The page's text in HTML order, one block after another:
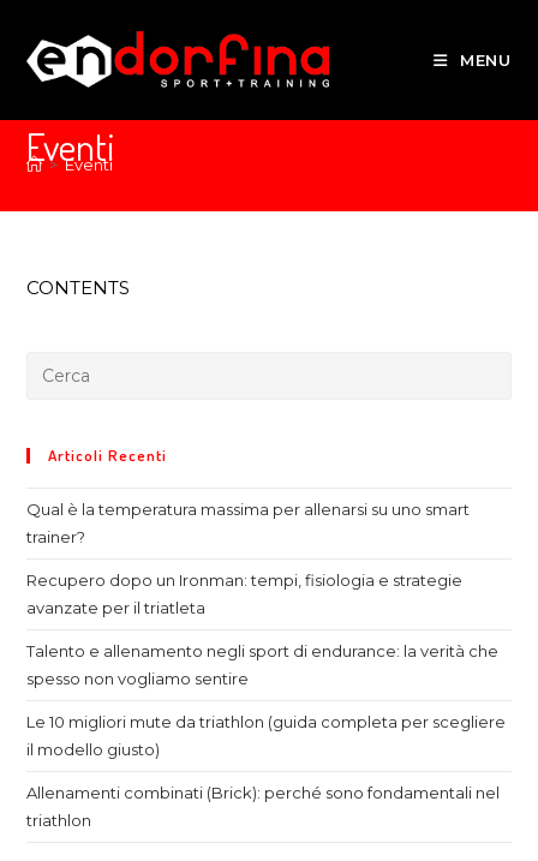
MENU
Eventi
> Eventi
CONTENTS
Articoli Recenti
Qual è la temperatura massima per allenarsi su uno smart
trainer?
Recupero dopo un Ironman: tempi, fisiologia e strategie
avanzate per il triatleta
Talento e allenamento negli sport di endurance: la verità che
spesso non vogliamo sentire
Le 10 migliori mute da triathlon (guida completa per scegliere
il modello giusto)
Allenamenti combinati (Brick): perché sono fondamentali nel
triathlon